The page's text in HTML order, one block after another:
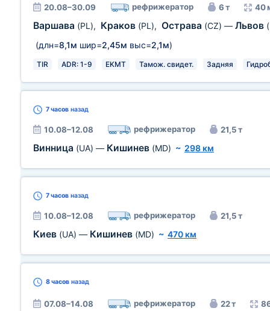
20.08–30.09 рефрижератор 6 т 40
Варшава (PL), Краков (PL), Острава (CZ) — Львов
(длн=8,1м шир=2,45м выс=2,1м)
TIR ADR: 1-9 EKMT Тамож. свидет. Задняя
7 часов назад
10.08–12.08 рефрижератор 21,5 т
Винница (UA) — Кишинев (MD) ~ 298 км
7 часов назад
10.08–12.08 рефрижератор 21,5 т
Киев (UA) — Кишинев (MD) ~ 470 км
8 часов назад
07.08–14.08 рефрижератор 22 т